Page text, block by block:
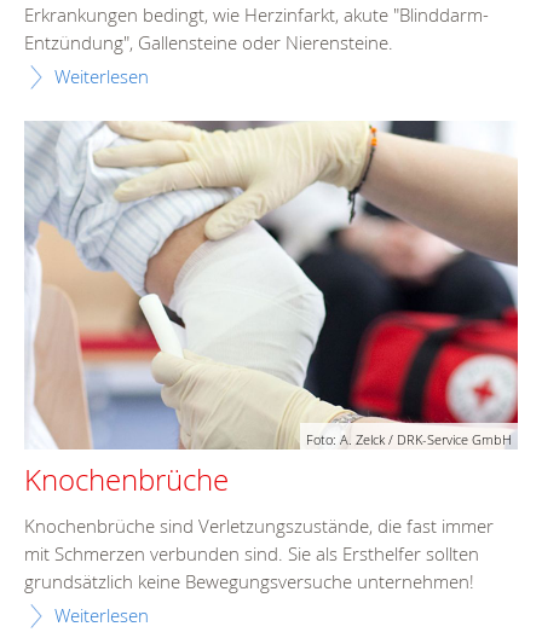
Erkrankungen bedingt, wie Herzinfarkt, akute "Blinddarm-
Entzündung", Gallensteine oder Nierensteine.
Weiterlesen
Foto: A. Zelck / DRK-Service GmbH
Knochenbrüche
Knochenbrüche sind Verletzungszustände, die fast immer
mit Schmerzen verbunden sind. Sie als Ersthelfer sollten
grundsätzlich keine Bewegungsversuche unternehmen!
Weiterlesen